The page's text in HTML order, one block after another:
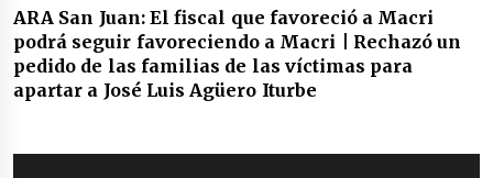
ARA San Juan: El fiscal que favoreció a Macri
podrá seguir favoreciendo a Macri | Rechazó un
pedido de las familias de las víctimas para
apartar a José Luis Agüero Iturbe
Navegación